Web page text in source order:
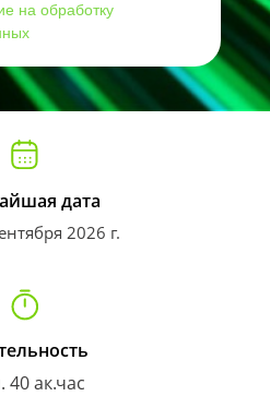
на обработку
дата
2026 г.
40 ак.час